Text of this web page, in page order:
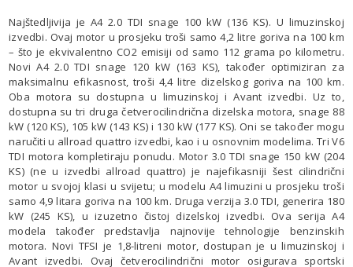
Najštedljivija je A4 2.0 TDI snage 100 kW (136 KS). U limuzinskoj
izvedbi. Ovaj motor u prosjeku troši samo 4,2 litre goriva na 100 km
– što je ekvivalentno CO2 emisiji od samo 112 grama po kilometru.
Novi A4 2.0 TDI snage 120 kW (163 KS), također optimiziran za
maksimalnu efikasnost, troši 4,4 litre dizelskog goriva na 100 km.
Oba motora su dostupna u limuzinskoj i Avant izvedbi. Uz to,
dostupna su tri druga četverocilindrična dizelska motora, snage 88
kW (120 KS), 105 kW (143 KS) i 130 kW (177 KS). Oni se također mogu
naručiti u allroad quattro izvedbi, kao i u osnovnim modelima. Tri V6
TDI motora kompletiraju ponudu. Motor 3.0 TDI snage 150 kW (204
KS) (ne u izvedbi allroad quattro) je najefikasniji šest cilindrični
motor u svojoj klasi u svijetu; u modelu A4 limuzini u prosjeku troši
samo 4,9 litara goriva na 100 km. Druga verzija 3.0 TDI, generira 180
kW (245 KS), u izuzetno čistoj dizelskoj izvedbi. Ova serija A4
modela također predstavlja najnovije tehnologije benzinskih
motora. Novi TFSI je 1,8-litreni motor, dostupan je u limuzinskoj i
Avant izvedbi. Ovaj četverocilindrični motor osigurava sportski